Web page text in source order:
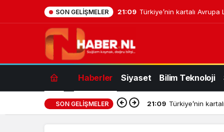
SON GELIŞMELER 21:09 Türkiye’nin kartalı Avrupa
Haberler Siyaset Bilim Teknoloji
SON GELIŞMELER 21:09 Türkiye’nin